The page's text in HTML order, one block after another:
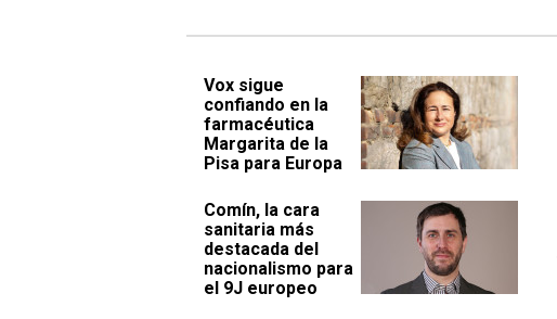
Vox sigue
confiando en la
farmacéutica
Margarita de la
Pisa para Europa
Comín, la cara
sanitaria más
destacada del
nacionalismo para
el 9J europeo